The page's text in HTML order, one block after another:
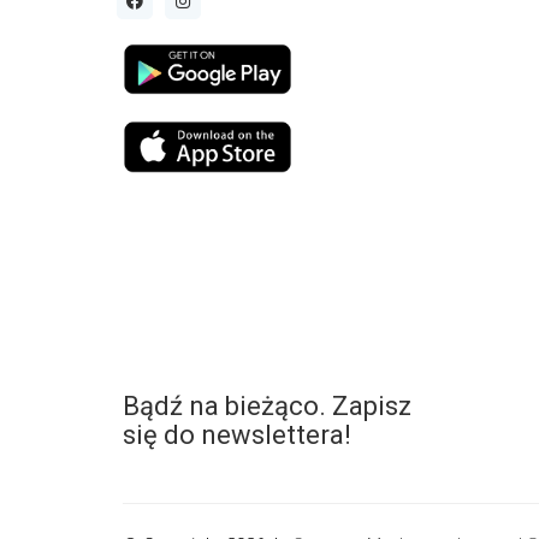
Bądź na bieżąco. Zapisz
się do newslettera!